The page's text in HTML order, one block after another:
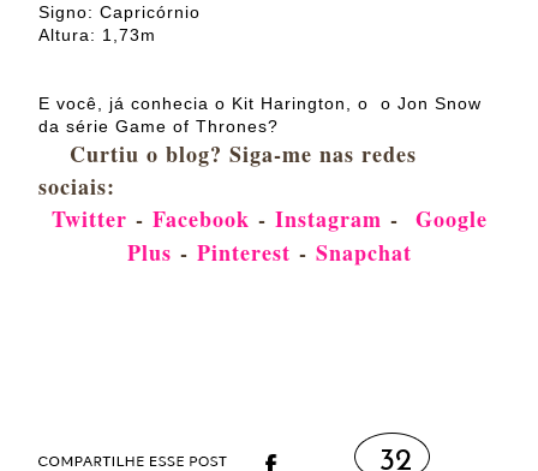
Signo: Capricórnio
Altura: 1,73m
E você, já conhecia o Kit Harington, o o Jon Snow
da série Game of Thrones?
Curtiu o blog? Siga-me nas redes
sociais:
Twitter - Facebook - Instagram - Google
Plus - Pinterest - Snapchat
32